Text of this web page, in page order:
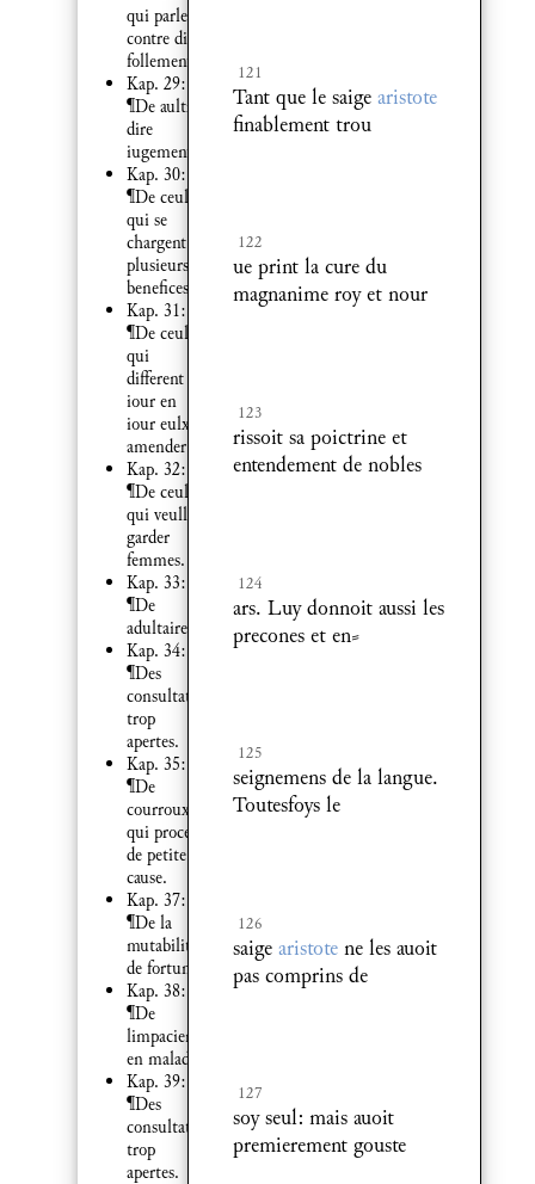
qui parlent
contre dieu
follement.
Kap. 29:
¶De aultruy
dire
iugement.
Kap. 30:
¶De ceulx
qui se
chargent de
plusieurs
benefices.
Kap. 31:
¶De ceulx
qui
different de
iour en
iour eulx
amender.
Kap. 32:
¶De ceulx
qui veullent
garder
femmes.
Kap. 33:
¶De
adultaire.
Kap. 34:
¶Des
consultations
trop
apertes.
Kap. 35:
¶De
courroux
qui procede
de petite
cause.
Kap. 37:
¶De la
mutabilite
de fortune.
Kap. 38:
¶De
limpacient
en maladie.
Kap. 39:
¶Des
consultations
trop
apertes.
121
Tant que le saige aristote
finablement trou
122
ue print la cure du
magnanime roy et nour
123
rissoit sa poictrine et
entendement de nobles
124
ars. Luy donnoit aussi les
precones et en⸗
125
seignemens de la langue.
Toutesfoys le
126
saige aristotene les auoit
pas comprins de
127
soy seul: mais auoit
premierement gouste